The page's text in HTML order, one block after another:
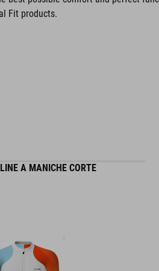
tacco
Fit products.
A MANICHE CORTE